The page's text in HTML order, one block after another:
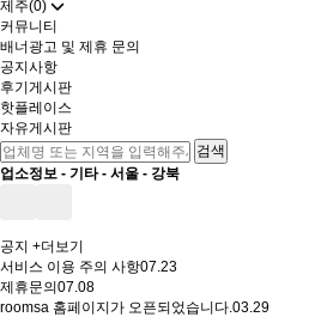
제주(0)
커뮤니티
배너광고 및 제휴 문의
공지사항
후기게시판
핫플레이스
자유게시판
업소정보 - 기타- 서울 - 강북
공지 +더보기
서비스 이용 주의 사항07.23
제휴문의 07.08
roomsa 홈페이지가 오픈되었습니다.03.29